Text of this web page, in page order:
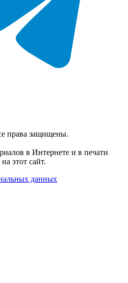
права защищены.
в Интернете и в печати
этот сайт.
данных